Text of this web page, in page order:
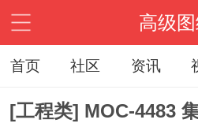
高级
首页 社区 资讯
[工程类] MOC-4483